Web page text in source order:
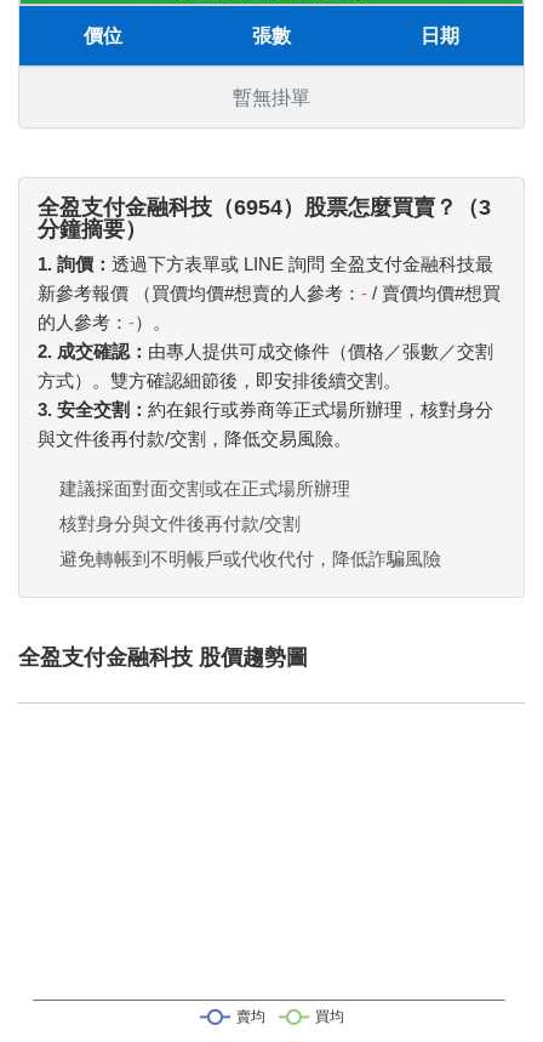
價位 張數 日期
暫無掛單
全盈支付金融科技（6954）股票怎麼買賣？（3
分鐘摘要）
1. 詢價： 透過下方表單或 LINE 詢問 全盈支付金融科技最
新參考報價 （買價均價#想賣的人參考： - / 賣價均價#想買
的人參考： -）。
2. 成交確認： 由專人提供可成交條件（價格／張數／交割
方式）。雙方確認細節後，即安排後續交割。
3. 安全交割： 約在銀行或券商等正式場所辦理，核對身分
與文件後再付款/交割，降低交易風險。
建議採面對面交割或在正式場所辦理
核對身分與文件後再付款/交割
避免轉帳到不明帳戶或代收代付，降低詐騙風險
全盈支付金融科技 股價趨勢圖